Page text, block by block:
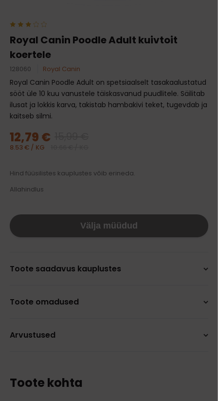
Royal Canin Poodle Adult kuivtoit
koertele
128060 Royal Canin
Royal Canin Poodle Adult on spetsiaalselt tasakaalustatud
sööt üle 10 kuu vanustele täiskasvanud puudlitele. Säilitab
ilusat ja lokkis karva, takistab hambakivi teket, tugevdab ja
kaitseb silmi.
12,79 €
8.53 € / KG
Hind füüsilistes kauplustes võib erineda.
Allahindlus
Välja müüdud
Toote saadavus kauplustes
Toote omadused
Arvustused
Toote kohta